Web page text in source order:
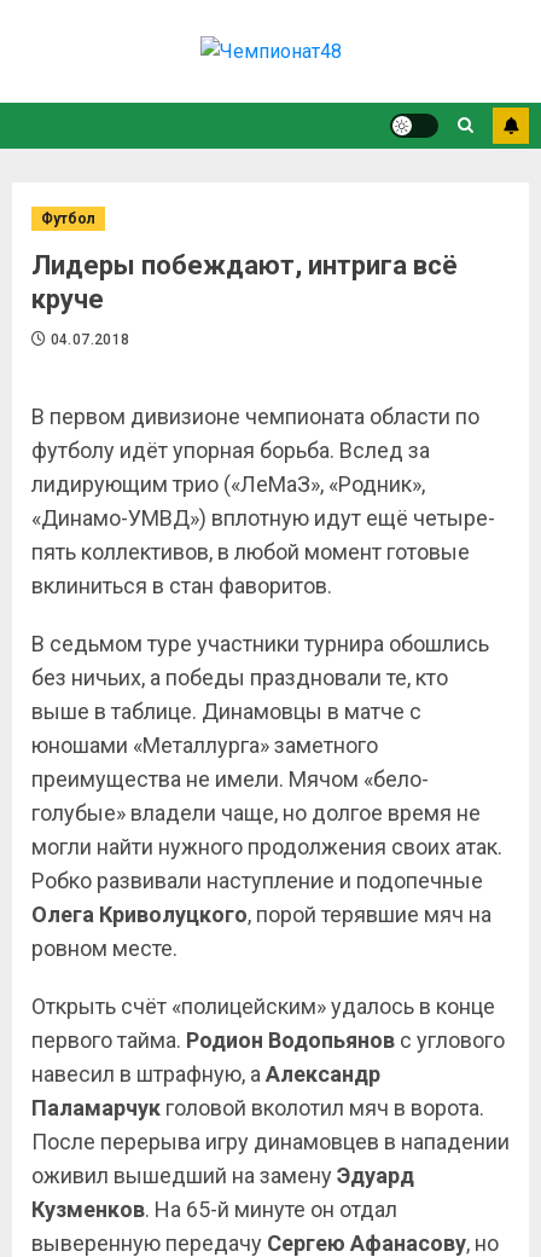
Футбол
Лидеры побеждают, интрига всё
круче
04.07.2018
В первом дивизионе чемпионата области по
футболу идёт упорная борьба. Вслед за
лидирующим трио («ЛеМаЗ», «Родник»,
«Динамо-УМВД») вплотную идут ещё четыре-
пять коллективов, в любой момент готовые
вклиниться в стан фаворитов.
В седьмом туре участники турнира обошлись
без ничьих, а победы праздновали те, кто
выше в таблице. Динамовцы в матче с
юношами «Металлурга» заметного
преимущества не имели. Мячом «бело-
голубые» владели чаще, но долгое время не
могли найти нужного продолжения своих атак.
Робко развивали наступление и подопечные
Олега Криволуцкого, порой терявшие мяч на
ровном месте.
Открыть счёт «полицейским» удалось в конце
первого тайма. Родион Водопьянов с углового
навесил в штрафную, а Александр
Паламарчук головой вколотил мяч в ворота.
После перерыва игру динамовцев в нападении
оживил вышедший на заменуЭдуард
Кузменков. На 65-й минуте он отдал
выверенную передачу Сергею Афанасову, но